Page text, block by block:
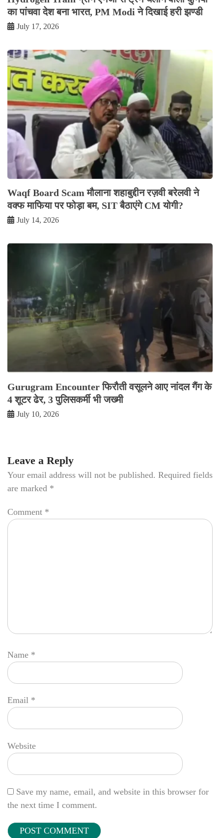
का पांचवा देश बना भारत, PM Modi ने दिखाई हरी झण्डी
July 17, 2026
Waqf Board Scam मौलाना शहाबुद्दीन रज़वी बरेलवी ने
वक्फ माफिया पर फोड़ा बम, SIT बैठाएंगे CM योगी?
July 14, 2026
Gurugram Encounter फिरौती वसूलने आए नांदल गैंग के
4 शूटर ढेर, 3 पुलिसकर्मी भी जख्मी
July 10, 2026
Leave a Reply
Your email address will not be published. Required fields
are marked *
Comment *
Name *
Email *
Website
Save my name, email, and website in this browser for
the next time I comment.